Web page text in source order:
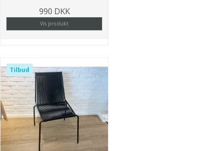
990 DKK
Vis produkt
Tilbud